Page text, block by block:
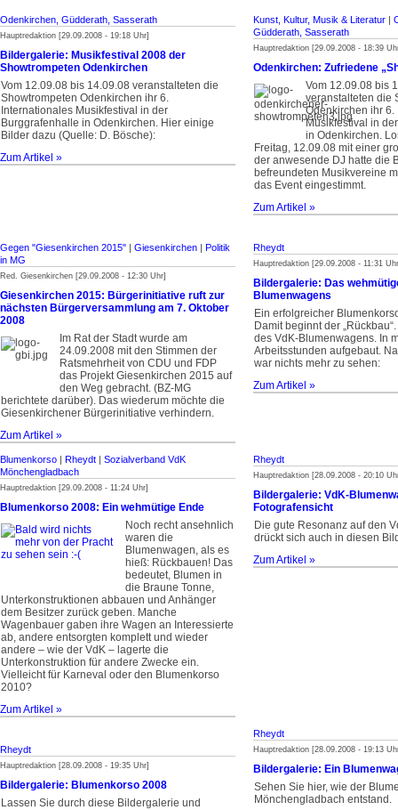
Odenkirchen, Güdderath, Sasserath
Hauptredaktion [29.09.2008 - 19:18 Uhr]
Bildergalerie: Musikfestival 2008 der
Showtrompeten Odenkirchen
Vom 12.09.08 bis 14.09.08 veranstalteten die
Showtrompeten Odenkirchen ihr 6.
Internationales Musikfestival in der
Burggrafenhalle in Odenkirchen. Hier einige
Bilder dazu (Quelle: D. Bösche):
Zum Artikel »
Kunst, Kultur, Musik & Literatur |
Güdderath, Sasserath
Hauptredaktion [29.09.2008 - 18:39
Odenkirchen: Zufriedene
Vom 12.09.08 bis
veranstalteten die
Odenkirchen ihr
Musikfestival in
in Odenkirchen.
Freitag, 12.09.08 mit einer
der anwesende DJ hatte die
befreundeten Musikvereine
das Event eingestimmt.
Zum Artikel »
Gegen "Giesenkirchen 2015" | Giesenkirchen | Politik
in MG
Red. Giesenkirchen [29.09.2008 - 12:30 Uhr]
Giesenkirchen 2015: Bürgerinitiative ruft zur
nächsten Bürgerversammlung am 7. Oktober
2008
Im Rat der Stadt wurde am
24.09.2008 mit den Stimmen der
Ratsmehrheit von CDU und FDP
das Projekt Giesenkirchen 2015 auf
den Weg gebracht. (BZ-MG
berichtete darüber). Das wiederum möchte die
Giesenkirchener Bürgerinitiative verhindern.
Zum Artikel »
Rheydt
Hauptredaktion [29.09.2008 - 11:31
Bildergalerie: Das
Blumenwagens
Ein erfolgreicher
Damit beginnt der
des VdK-Blumenwagens. In
Arbeitsstunden aufgebaut.
war nichts mehr zu sehen:
Zum Artikel »
Blumenkorso | Rheydt | Sozialverband VdK
Mönchengladbach
Hauptredaktion [29.09.2008 - 11:24 Uhr]
Blumenkorso 2008: Ein wehmütige Ende
Noch recht ansehnlich
waren die
Blumenwagen, als es
hieß: Rückbauen! Das
bedeutet, Blumen in
die Braune Tonne,
Unterkonstruktionen abbauen und Anhänger
dem Besitzer zurück geben. Manche
Wagenbauer gaben ihre Wagen an Interessierte
ab, andere entsorgten komplett und wieder
andere – wie der VdK – lagerte die
Unterkonstruktion für andere Zwecke ein.
Vielleicht für Karneval oder den Blumenkorso
2010?
Zum Artikel »
Rheydt
Hauptredaktion [28.09.2008 - 20:10
Bildergalerie: VdK-
Fotografensicht
Die gute Resonanz auf den
drückt sich auch in diesen
Zum Artikel »
Rheydt
Hauptredaktion [28.09.2008 - 19:35 Uhr]
Bildergalerie: Blumenkorso 2008
Lassen Sie durch diese Bildergalerie und
Rheydt
Hauptredaktion [28.09.2008 - 19:13
Bildergalerie: Ein
Sehen Sie hier, wie der
Mönchengladbach entstand.